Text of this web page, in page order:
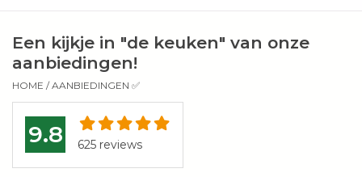
Bestek
Kookboeken
Een kijkje in "de keuken" van onze
aanbiedingen!
HOME /AANBIEDINGEN ✅
9.8 625 reviews